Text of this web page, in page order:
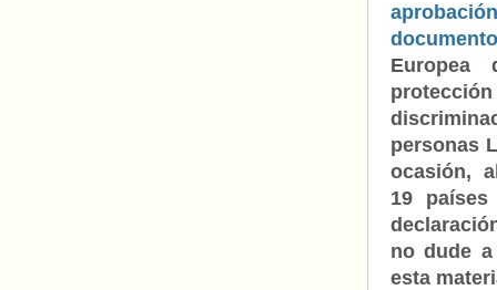
documento
Europea
personas
ocasión,
19
no dude
esta